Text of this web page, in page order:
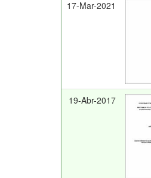
17-Mar-2021
19-Abr-2017